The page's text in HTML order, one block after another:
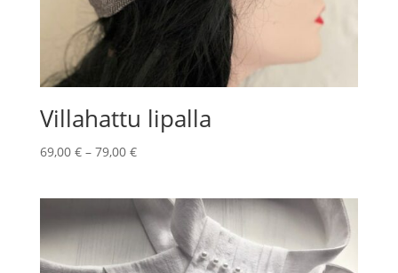
Villahattu lipalla
69,00 € – 79,00 €Hintaluokka: